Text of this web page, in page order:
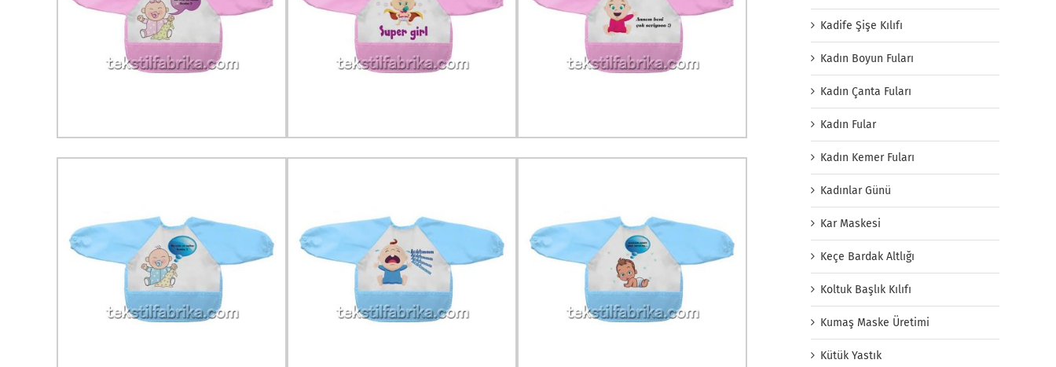
Kadife Şişe Kılıfı
Kadın Boyun Fuları
Kadın Çanta Fuları
Kadın Fular
Kadın Kemer Fuları
Kadınlar Günü
Kar Maskesi
Keçe Bardak Altlığı
Koltuk Başlık Kılıfı
Kumaş Maske Üretimi
Kütük Yastık